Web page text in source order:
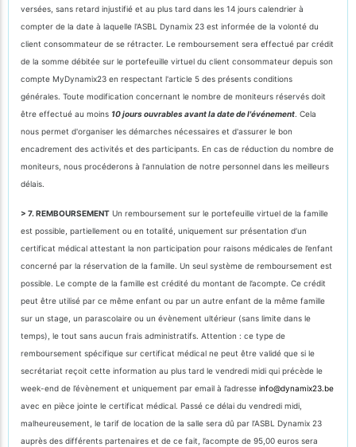
versées, sans retard injustifié et au plus tard dans les 14 jours calendrier à
compter de la date à laquelle l'ASBL Dynamix 23 est informée de la volonté du
client consommateur de se rétracter. Le remboursement sera effectué par crédit
de la somme débitée sur le portefeuille virtuel du client consommateur depuis son
compte MyDynamix23 en respectant l'article 5 des présents conditions
générales. Toute modification concernant le nombre de moniteurs réservés doit
être effectué au moins 10 jours ouvrables avant la date de l'événement . Cela
nous permet d'organiser les démarches nécessaires et d'assurer le bon
encadrement des activités et des participants. En cas de réduction du nombre de
moniteurs, nous procéderons à l'annulation de notre personnel dans les meilleurs
délais.
> 7. REMBOURSEMENT Un remboursement sur le portefeuille virtuel de la famille
est possible, partiellement ou en totalité, uniquement sur présentation d’un
certificat médical attestant la non participation pour raisons médicales de l’enfant
concerné par la réservation de la famille. Un seul système de remboursement est
possible. Le compte de la famille est crédité du montant de l’acompte. Ce crédit
peut être utilisé par ce même enfant ou par un autre enfant de la même famille
sur un stage, un parascolaire ou un évènement ultérieur (sans limite dans le
temps), le tout sans aucun frais administratifs. Attention : ce type de
remboursement spécifique sur certificat médical ne peut être validé que si le
secrétariat reçoit cette information au plus tard le vendredi midi qui précède le
week-end de l’évènement et uniquement par email à l’adresse info@dynamix23.be
avec en pièce jointe le certificat médical. Passé ce délai du vendredi midi,
malheureusement, le tarif de location de la salle sera dû par l’ASBL Dynamix 23
auprès des différents partenaires et de ce fait, l’acompte de 95,00 euros sera